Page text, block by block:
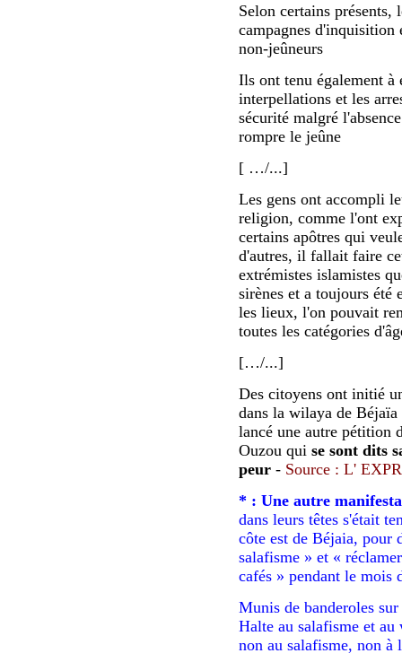
Selon certains
campagnes
non-jeûneurs
Ils ont tenu également
interpellations et les
sécurité malgré
rompre le jeûne
[ …/...]
Les gens ont accompli
religion, comme l'ont
certains apôtres qui
d'autres, il fallait faire
extrémistes islamistes
sirènes et a toujours été
les lieux, l'on pouvait
toutes les catégories
[…/...]
Des citoyens ont initié
dans la wilaya de
lancé une autre pétition
Ouzou qui se sont dits
peur - Source : L'
* : Une autre
dans leurs têtes s'était
côte est de Béjaia, pour
salafisme » et «
cafés » pendant le mois
Munis de banderoles
Halte au salafisme et au
non au salafisme, non à